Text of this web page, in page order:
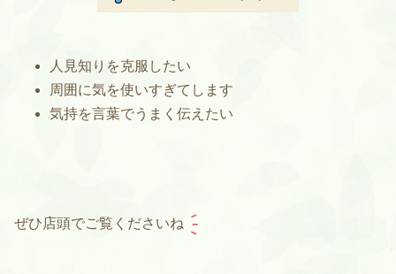
人見知りを克服したい
周囲に気を使いすぎてします
気持を言葉でうまく伝えたい
ぜひ店頭でご覧くださいね